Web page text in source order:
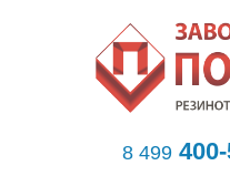
8 499400-